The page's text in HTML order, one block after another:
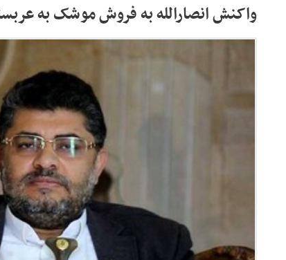
واکنش انصارالله به فروش موشک به